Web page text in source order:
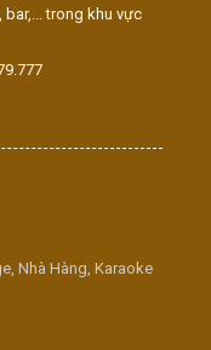
trong khu vực
Nhà Hàng, Karaoke